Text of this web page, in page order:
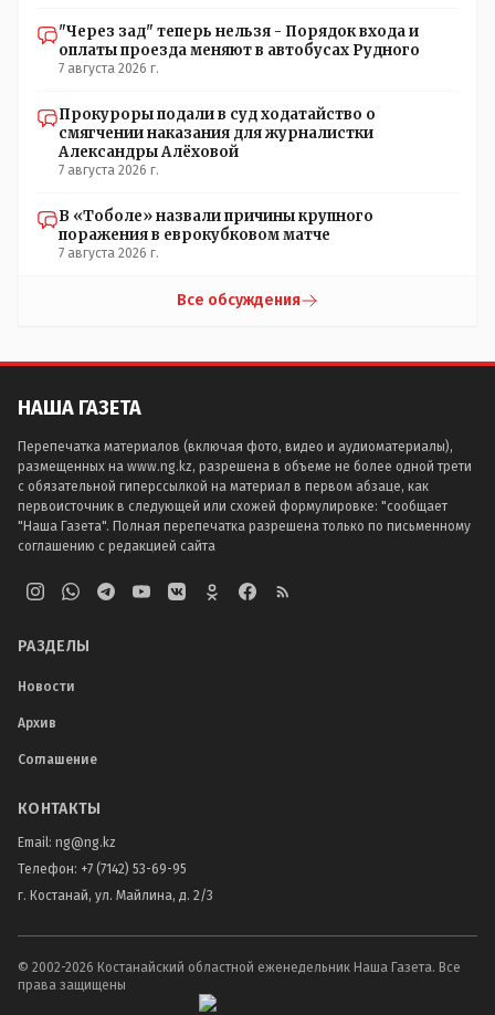
"Через зад" теперь нельзя - Порядок входа и
оплаты проезда меняют в автобусах Рудного
7 августа 2026 г.
Прокуроры подали в суд ходатайство о
смягчении наказания для журналистки
Александры Алёховой
7 августа 2026 г.
В «Тоболе» назвали причины крупного
поражения в еврокубковом матче
7 августа 2026 г.
Все обсуждения
НАША ГАЗЕТА
Перепечатка материалов (включая фото, видео и аудиоматериалы),
размещенных на www.ng.kz, разрешена в объеме не более одной трети
с обязательной гиперссылкой на материал в первом абзаце, как
первоисточник в следующей или схожей формулировке: "сообщает
"Наша Газета". Полная перепечатка разрешена только по письменному
соглашению с редакцией сайта
РАЗДЕЛЫ
Новости
Архив
Соглашение
КОНТАКТЫ
Email: ng@ng.kz
Телефон: +7 (7142) 53-69-95
г. Костанай, ул. Майлина, д. 2/3
© 2002-2026 Костанайский областной еженедельник Наша Газета. Все
права защищены